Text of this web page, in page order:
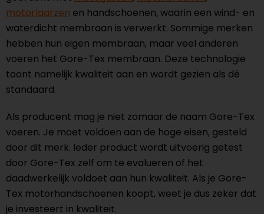
motorlaarzen en handschoenen, waarin een wind- en
waterdicht membraan is verwerkt. Sommige merken
hebben hun eigen membraan, maar veel anderen
voeren het Gore-Tex membraan. Deze technologie
toont namelijk kwaliteit aan en wordt gezien als dé
standaard.
Als producent mag je niet zomaar de naam Gore-Tex
voeren. Je moet voldoen aan de hoge eisen, gesteld
door dit merk. Ieder product wordt uitvoerig getest
door Gore-Tex zelf om te evalueren of het
daadwerkelijk voldoet aan hun kwaliteit. Als je Gore-
Tex motorhandschoenen koopt, weet je dus zeker dat
je investeert in kwaliteit.